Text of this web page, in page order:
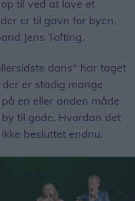
til ved at lave et
er til gavn for byen,
Jens Tofting.
dans" har taget
er stadig mange
en eller anden måde
til gode. Hvordan det
besluttet endnu.